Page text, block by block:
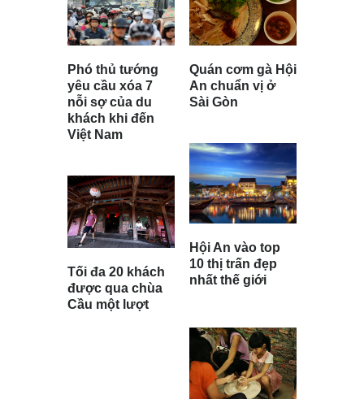
Phó thủ tướng
yêu cầu xóa 7
nỗi sợ của du
khách khi đến
Việt Nam
Tối đa 20 khách
được qua chùa
Cầu một lượt
Quán cơm gà Hội
An chuẩn vị ở
Sài Gòn
Hội An vào top
10 thị trấn đẹp
nhất thế giới